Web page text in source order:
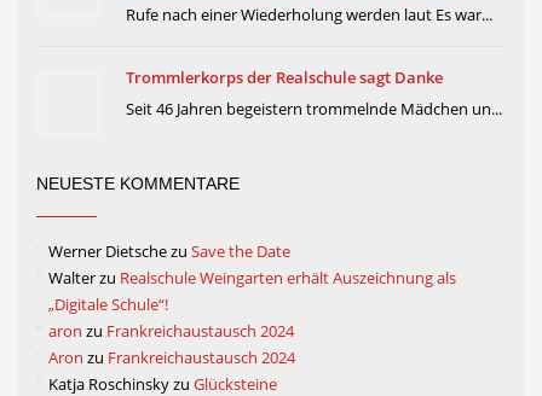
Rufe nach einer Wiederholung werden laut Es war...
Trommlerkorps der Realschule sagt Danke
Seit 46 Jahren begeistern trommelnde Mädchen un...
NEUESTE KOMMENTARE
Werner Dietschezu Save the Date
Walterzu Realschule Weingarten erhält Auszeichnung als
„Digitale Schule“!
aron zu Frankreichaustausch 2024
Aron zu Frankreichaustausch 2024
Katja Roschinskyzu Glücksteine